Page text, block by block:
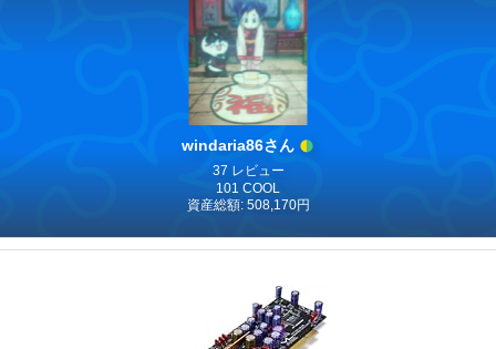
windaria86さん
37 レビュー
101 COOL
資産総額: 508,170円